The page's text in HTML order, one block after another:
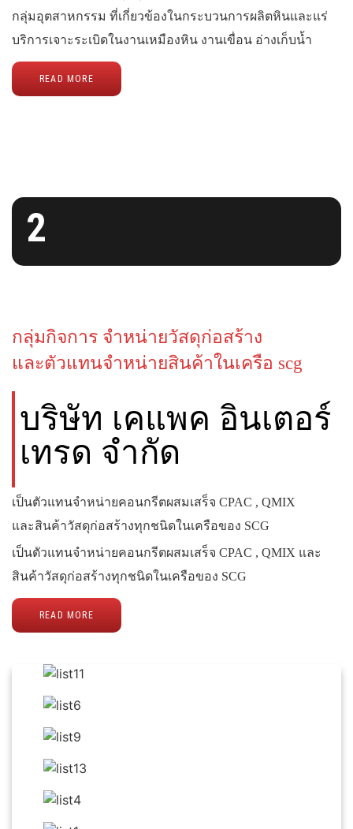
กลุ่มอุตสาหกรรม ที่เกี่ยวข้องในกระบวนการผลิตหินและแร่
บริการเจาะระเบิดในงานเหมืองหิน งานเขื่อน อ่างเก็บน้ำ
READ MORE
2
กลุ่มกิจการ จำหน่ายวัสดุก่อสร้าง
และตัวแทนจำหน่ายสินค้าในเครือ scg
บริษัท เคแพค อินเตอร์
เทรด จำกัด
เป็นตัวแทนจำหน่ายคอนกรีตผสมเสร็จ CPAC , QMIX
และสินค้าวัสดุก่อสร้างทุกชนิดในเครือของ SCG
เป็นตัวแทนจำหน่ายคอนกรีตผสมเสร็จ CPAC , QMIX และ
สินค้าวัสดุก่อสร้างทุกชนิดในเครือของ SCG
READ MORE